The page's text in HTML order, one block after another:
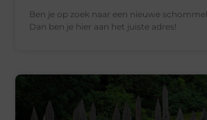
Ben je op zoek naar een nieuwe
Dan ben je hier aan het juiste adres!